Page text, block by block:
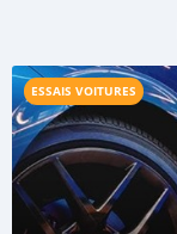
ESSAIS VOITURES